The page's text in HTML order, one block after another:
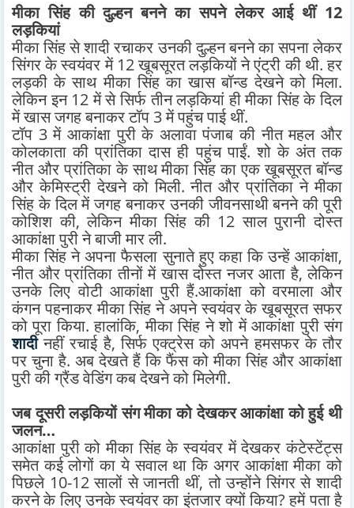
मीका सिंह की दुल्हन बनने का सपने लेकर आई थीं 12
लड़कियां
मीका सिंह से शादी रचाकर उनकी दुल्हन बनने का सपना लेकर
सिंगर के स्वयंवर में 12 खूबसूरत लड़कियों ने एंट्री की थी. हर
लड़की के साथ मीका सिंह का खास बॉन्ड देखने को मिला.
लेकिन इन 12 में से सिर्फ तीन लड़कियां ही मीका सिंह के दिल
में खास जगह बनाकर टॉप 3 में पहुंच पाई थीं.
टॉप 3 में आकांक्षा पुरी के अलावा पंजाब की नीत महल और
कोलकाता की प्रांतिका दास ही पहुंच पाईं. शो के अंत तक
नीत और प्रांतिका के साथ मीका सिंह का एक खूबसूरत बॉन्ड
और केमिस्ट्री देखने को मिली. नीत और प्रांतिका ने मीका
सिंह के दिल में जगह बनाकर उनकी जीवनसाथी बनने की पूरी
कोशिश की, लेकिन मीका सिंह की 12 साल पुरानी दोस्त
आकांक्षा पुरी ने बाजी मार ली.
मीका सिंह ने अपना फैसला सुनाते हुए कहा कि उन्हें आकांक्षा,
नीत और प्रांतिका तीनों में खास दोस्त नजर आता है, लेकिन
उनके लिए वोटी आकांक्षा पुरी हैं.आकांक्षा को वरमाला और
कंगन पहनाकर मीका सिंह ने अपने स्वयंवर के खूबसूरत सफर
को पूरा किया. हालांकि, मीका सिंह ने शो में आकांक्षा पुरी संग
शादीनहीं रचाई है, सिर्फ एक्ट्रेस को अपने हमसफर के तौर
पर चुना है. अब देखते हैं कि फैंस को मीका सिंह और आकांक्षा
पुरी की ग्रैंड वेडिंग कब देखने को मिलेगी.
जब दूसरी लड़कियों संग मीका को देखकर आकांक्षा को हुई थी
जलन…
आकांक्षा पुरी को मीका सिंह के स्वयंवर में देखकर कंटेस्टेंट्स
समेत कई लोगों का ये सवाल था कि अगर आकांक्षा मीका को
पिछले 10-12 सालों से जानती थीं, तो उन्होंने सिंगर से शादी
करने के लिए उनके स्वयंवर का इंतजार क्यों किया? हमें पता है